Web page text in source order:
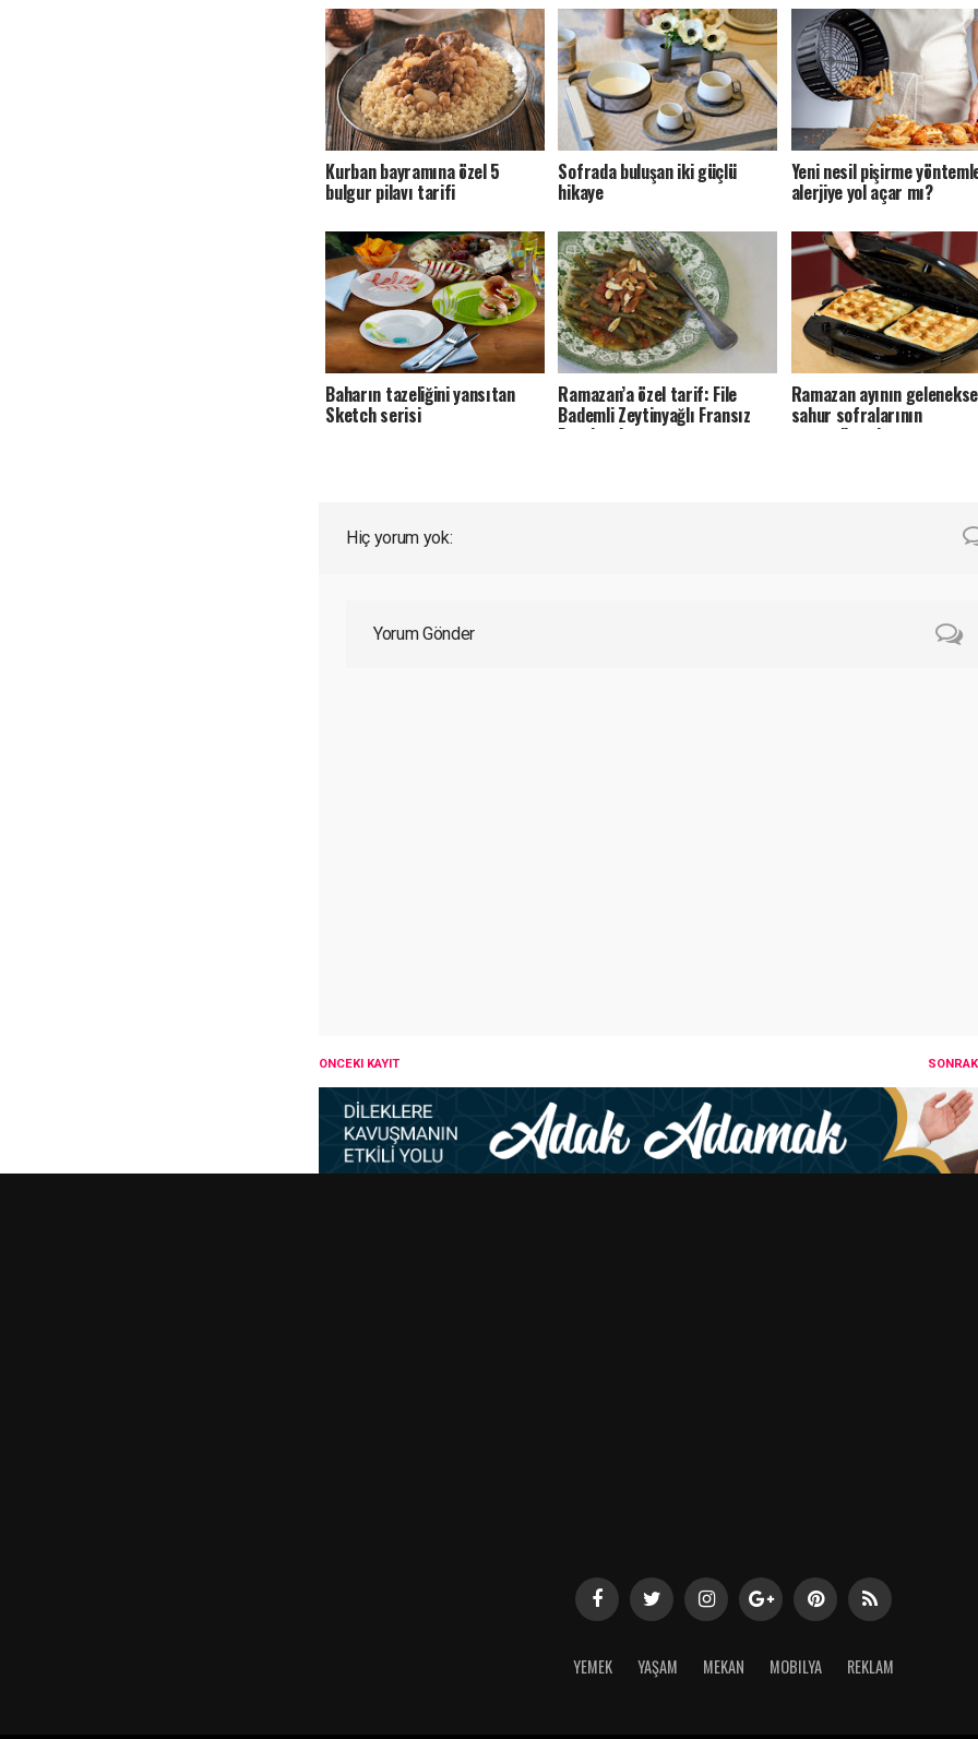
Kurban bayramına özel 5
bulgur pilavı tarifi
Sofrada buluşan iki güçlü
hikaye
Yeni nesil pişirme
alerjiye yol açar mı?
Baharın tazeliğini yansıtan
Sketch serisi
Ramazan’a özel tarif: File
Bademli Zeytinyağlı Fransız
Fasulyesi
Ramazan ayının
sahur sofralarının
vazgeçilmezi
Hiç yorum yok:
Yorum Gönder
ÖNCEKI KAYIT
YEMEK YAŞAM MEKAN MOBILYA REKLAM